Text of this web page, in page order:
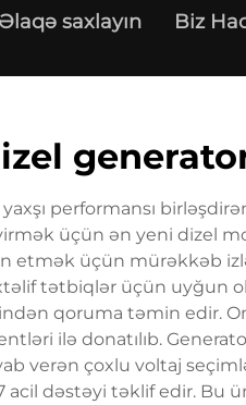
Əlaqə saxlayın
Biz
performansı
üçün ən yeni dizel
etmək üçün mürəkkəb
tətbiqlər üçün uyğun
qoruma təmin edir.
ilə donatılıb.
verən çoxlu voltaj
dəstəyi təklif edir. Bu